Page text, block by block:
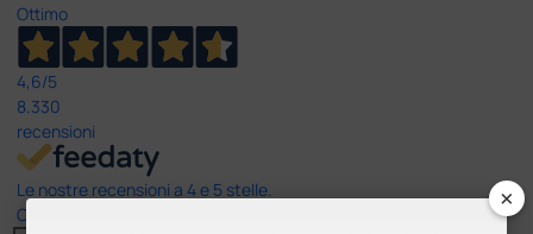
Ottimo
4,6/5
8.330
recensioni
Le nostre recensioni a 4 e 5 stelle.
Clicca qui per leggerle tutte >
×